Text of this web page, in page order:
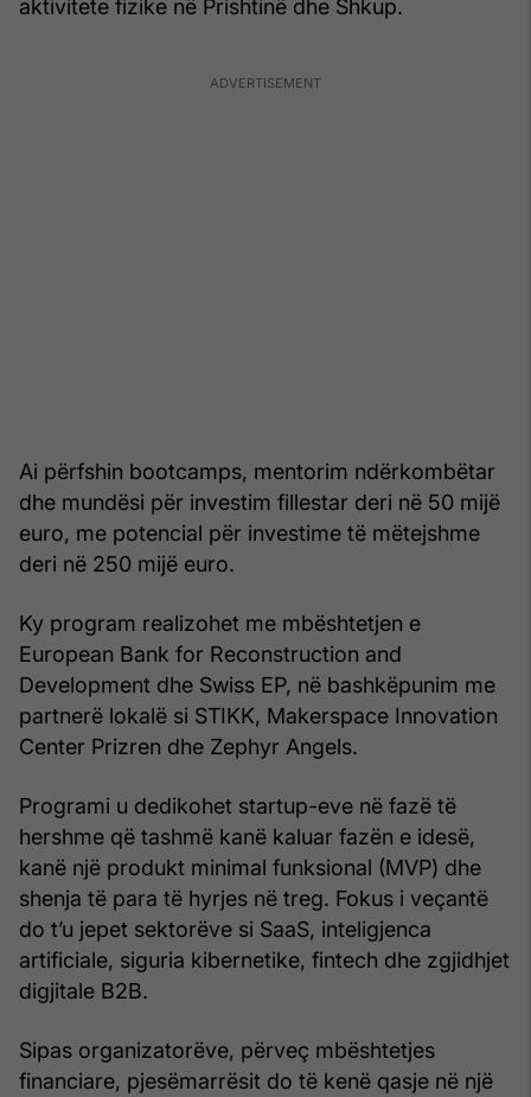
aktivitete fizike në Prishtinë dhe Shkup.
Ai përfshin bootcamps, mentorim ndërkombëtar
dhe mundësi për investim fillestar deri në 50 mijë
euro, me potencial për investime të mëtejshme
deri në 250 mijë euro.
Ky program realizohet me mbështetjen e
European Bank for Reconstruction and
Development dhe Swiss EP, në bashkëpunim me
partnerë lokalë si STIKK, Makerspace Innovation
Center Prizren dhe Zephyr Angels.
Programi u dedikohet startup-eve në fazë të
hershme që tashmë kanë kaluar fazën e idesë,
kanë një produkt minimal funksional (MVP) dhe
shenja të para të hyrjes në treg. Fokus i veçantë
do t’u jepet sektorëve si SaaS, inteligjenca
artificiale, siguria kibernetike, fintech dhe zgjidhjet
digjitale B2B.
Sipas organizatorëve, përveç mbështetjes
financiare, pjesëmarrësit do të kenë qasje në një